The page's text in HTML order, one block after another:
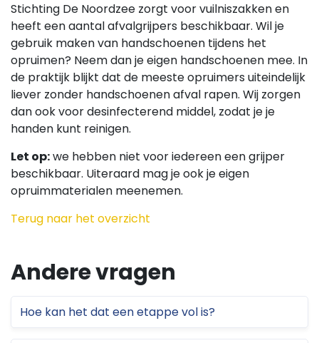
Stichting De Noordzee zorgt voor vuilniszakken en
heeft een aantal afvalgrijpers beschikbaar. Wil je
gebruik maken van handschoenen tijdens het
opruimen? Neem dan je eigen handschoenen mee. In
de praktijk blijkt dat de meeste opruimers uiteindelijk
liever zonder handschoenen afval rapen. Wij zorgen
dan ook voor desinfecterend middel, zodat je je
handen kunt reinigen.
Let op:we hebben niet voor iedereen een grijper
beschikbaar. Uiteraard mag je ook je eigen
opruimmaterialen meenemen.
Terug naar het overzicht
Andere vragen
Hoe kan het dat een etappe vol is?